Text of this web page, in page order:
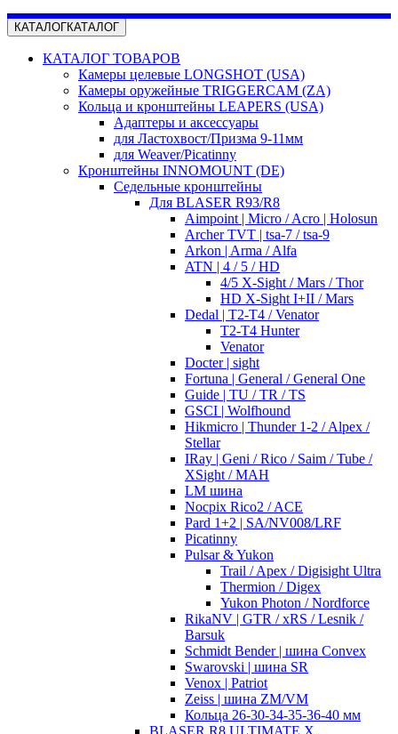
КАТАЛОГКАТАЛОГ
КАТАЛОГ ТОВАРОВ
Камеры целевые LONGSHOT (USA)
Камеры оружейные TRIGGERCAM (ZA)
Кольца и кронштейны LEAPERS (USA)
Адаптеры и аксессуары
для Ластохвост/Призма 9-11мм
для Weaver/Picatinny
Кронштейны INNOMOUNT (DE)
Седельные кронштейны
Для BLASER R93/R8
Aimpoint | Micro / Acro | Holosun
Archer TVT | tsa-7 / tsa-9
Arkon | Arma / Alfa
ATN | 4 / 5 / HD
4/5 X-Sight / Mars / Thor
HD X-Sight I+II / Mars
Dedal | T2-T4 / Venator
T2-T4 Hunter
Venator
Docter | sight
Fortuna | General / General One
Guide | TU / TR / TS
GSCI | Wolfhound
Hikmicro | Thunder 1-2 / Alpex /
Stellar
IRay | Geni / Rico / Saim / Tube /
XSight / MAH
LM шина
Nocpix Rico2 / ACE
Pard 1+2 | SA/NV008/LRF
Picatinny
Pulsar & Yukon
Trail / Apex / Digisight Ultra
Thermion / Digex
Yukon Photon / Nordforce
RikaNV | GTR / xRS / Lesnik /
Barsuk
Schmidt Bender | шина Convex
Swarovski | шина SR
Venox | Patriot
Zeiss | шина ZM/VM
Кольца 26-30-34-35-36-40 мм
BLASER R8 ULTIMATE X